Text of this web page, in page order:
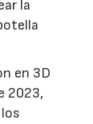
la
en 3D
2023,